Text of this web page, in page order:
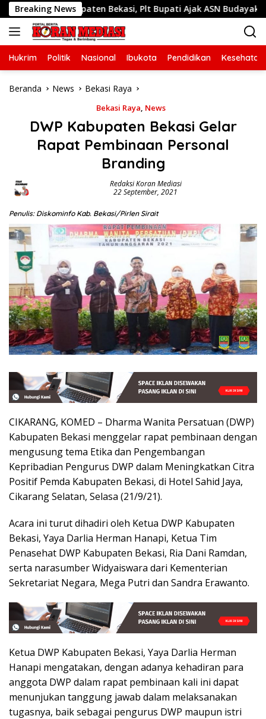
Langsung
ke
konten
Breaking News
76 Kabupaten Bekasi, Plt Bupati Ajak ASN Budayakan Hidup
Hukrim Politik Nasional Ibukota Pendidikan Kesehatan
Beranda News Bekasi Raya
Bekasi Raya, News
DWP Kabupaten Bekasi Gelar
Rapat Pembinaan Personal
Branding
Redaksi Koran Mediasi
22 September, 2021
Penulis: Diskominfo Kab. Bekasi/Pirlen Sirait
CIKARANG, KOMED – Dharma Wanita Persatuan (DWP)
Kabupaten Bekasi menggelar rapat pembinaan dengan
mengusung tema Etika dan Pengembangan
Kepribadian Pengurus DWP dalam Meningkatkan Citra
Positif Pemda Kabupaten Bekasi, di Hotel Sahid Jaya,
Cikarang Selatan, Selasa (21/9/21).
Acara ini turut dihadiri oleh Ketua DWP Kabupaten
Bekasi, Yaya Darlia Herman Hanapi, Ketua Tim
Penasehat DWP Kabupaten Bekasi, Ria Dani Ramdan,
serta narasumber Widyaiswara dari Kementerian
Sekretariat Negara, Mega Putri dan Sandra Erawanto.
Ketua DWP Kabupaten Bekasi, Yaya Darlia Herman
Hanapi mengatakan, dengan adanya kehadiran para
anggota DWP dalam rapat pembinaan kali ini dapat
menunjukan tanggung jawab dalam melaksanakan
tugasnya, baik sebagai pengurus DWP maupun istri